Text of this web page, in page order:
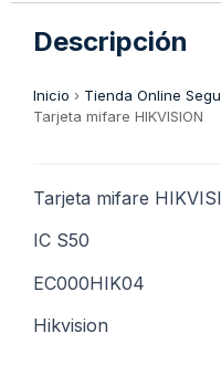
Descripción
Inicio › Tienda Online
Tarjeta mifare HIKVISION
Tarjeta mifare
IC S50
EC000HIK04
Hikvision